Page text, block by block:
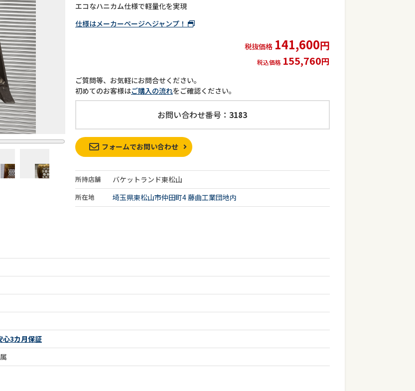
エコなハニカム仕様で軽量化を実現
仕様はメーカーページへジャンプ！
税抜価格 141,600円
税込価格 155,760円
ご質問等、お気軽にお問合せください。
初めてのお客様はご購入の流れをご確認ください。
お問い合わせ番号：3183
フォームでお問い合わせ
所持店舗 バケットランド東松山
所在地 埼玉県東松山市仲田町4 藤曲工業団地内
心3カ月保証